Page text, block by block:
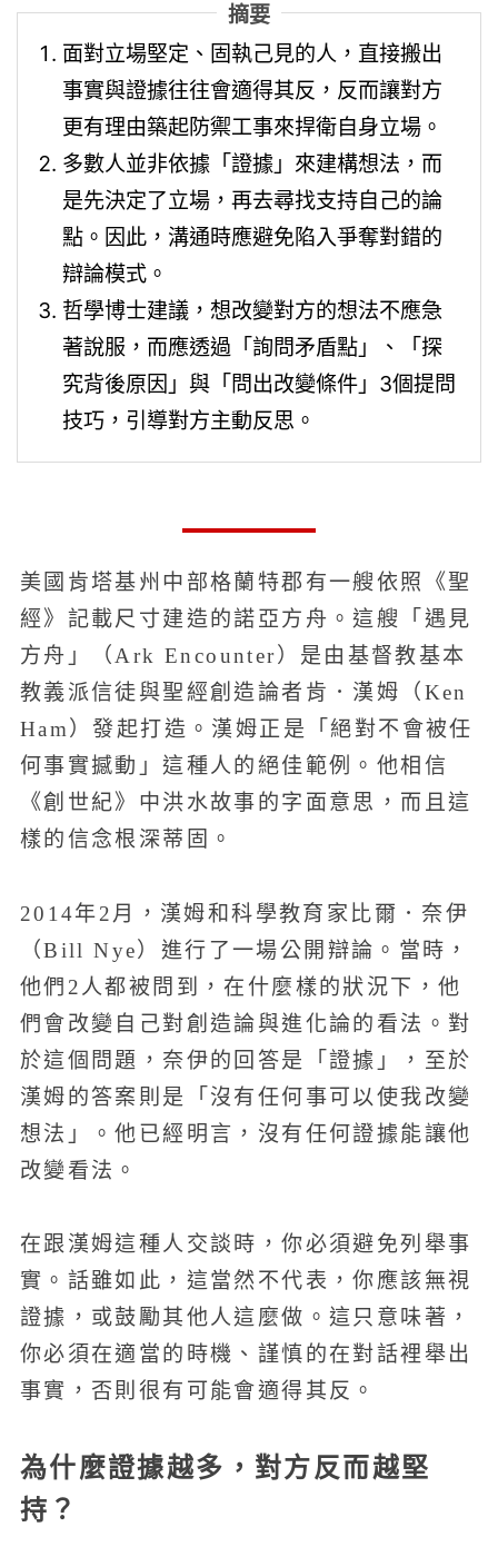
摘要
面對立場堅定、固執己見的人，直接搬出
事實與證據往往會適得其反，反而讓對方
更有理由築起防禦工事來捍衛自身立場。
多數人並非依據「證據」來建構想法，而
是先決定了立場，再去尋找支持自己的論
點。因此，溝通時應避免陷入爭奪對錯的
辯論模式。
哲學博士建議，想改變對方的想法不應急
著說服，而應透過「詢問矛盾點」、「探
究背後原因」與「問出改變條件」3個提問
技巧，引導對方主動反思。
美國肯塔基州中部格蘭特郡有一艘依照《聖
經》記載尺寸建造的諾亞方舟。這艘「遇見
方舟」（Ark Encounter）是由基督教基本
教義派信徒與聖經創造論者肯．漢姆（Ken
Ham）發起打造。漢姆正是「絕對不會被任
何事實撼動」這種人的絕佳範例。他相信
《創世紀》中洪水故事的字面意思，而且這
樣的信念根深蒂固。
2014年2月，漢姆和科學教育家比爾．奈伊
（Bill Nye）進行了一場公開辯論。當時，
他們2人都被問到，在什麼樣的狀況下，他
們會改變自己對創造論與進化論的看法。對
於這個問題，奈伊的回答是「證據」，至於
漢姆的答案則是「沒有任何事可以使我改變
想法」。他已經明言，沒有任何證據能讓他
改變看法。
在跟漢姆這種人交談時，你必須避免列舉事
實。話雖如此，這當然不代表，你應該無視
證據，或鼓勵其他人這麼做。這只意味著，
你必須在適當的時機、謹慎的在對話裡舉出
事實，否則很有可能會適得其反。
為什麼證據越多，對方反而越堅
持？